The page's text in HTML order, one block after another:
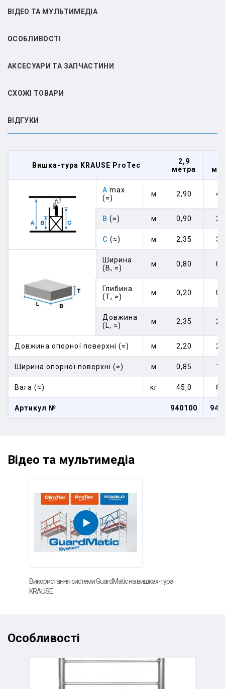
ВІДЕО ТА МУЛЬТИМЕДІА
ОСОБЛИВОСТІ
АКСЕСУАРИ ТА ЗАПЧАСТИНИ
СХОЖІ ТОВАРИ
ВIДГУКИ
Вишка-тура KRAUSE ProTec
2,9
метра
Артикул № 940100
A max.
(≈)
м 2,90
B (≈) м 0,90
C (≈) м 2,35
Ширина
(В, ≈)
м 0,80
Глибина
(Т, ≈)
м 0,20
Довжина
(L, ≈)
м 2,35
Довжина опорної поверхні (≈) м 2,20
Ширина опорної поверхні (≈) м 0,85
Вага (≈) кг 45,0
Відео та мультимедіа
Використання системи GuardMatic на вишках-тура
KRAUSE
Особливості